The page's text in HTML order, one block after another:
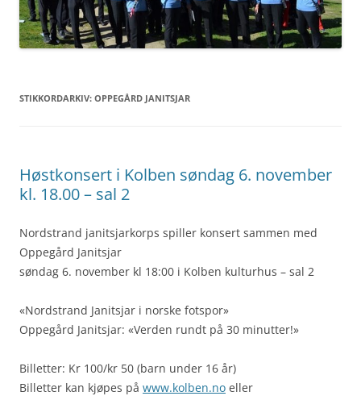
STIKKORDARKIV: OPPEGÅRD JANITSJAR
Høstkonsert i Kolben søndag 6. november
kl. 18.00 – sal 2
Nordstrand janitsjarkorps spiller konsert sammen med
Oppegård Janitsjar
søndag 6. november kl 18:00 i Kolben kulturhus – sal 2
«Nordstrand Janitsjar i norske fotspor»
Oppegård Janitsjar: «Verden rundt på 30 minutter!»
Billetter: Kr 100/kr 50 (barn under 16 år)
Billetter kan kjøpes på www.kolben.no eller